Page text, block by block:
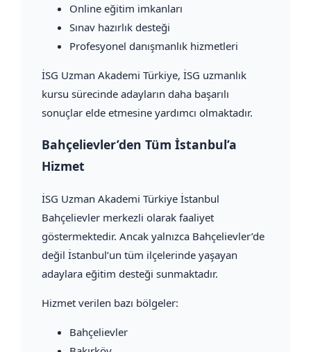
Online eğitim imkanları
Sınav hazırlık desteği
Profesyonel danışmanlık hizmetleri
İSG Uzman Akademi Türkiye, İSG uzmanlık
kursu sürecinde adayların daha başarılı
sonuçlar elde etmesine yardımcı olmaktadır.
Bahçelievler’den Tüm İstanbul’a
Hizmet
İSG Uzman Akademi Türkiye İstanbul
Bahçelievler merkezli olarak faaliyet
göstermektedir. Ancak yalnızca Bahçelievler’de
değil İstanbul’un tüm ilçelerinde yaşayan
adaylara eğitim desteği sunmaktadır.
Hizmet verilen bazı bölgeler:
Bahçelievler